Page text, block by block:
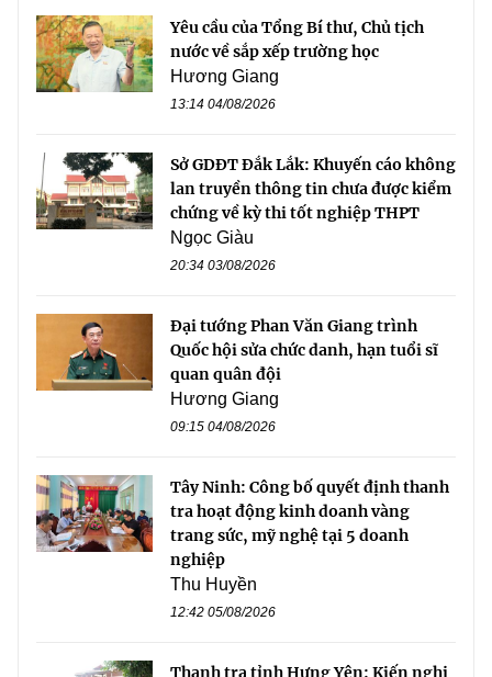
Yêu cầu của Tổng Bí thư, Chủ tịch
nước về sắp xếp trường học
Hương Giang
13:14 04/08/2026
Sở GDĐT Đắk Lắk: Khuyến cáo không
lan truyền thông tin chưa được kiểm
chứng về kỳ thi tốt nghiệp THPT
Ngọc Giàu
20:34 03/08/2026
Đại tướng Phan Văn Giang trình
Quốc hội sửa chức danh, hạn tuổi sĩ
quan quân đội
Hương Giang
09:15 04/08/2026
Tây Ninh: Công bố quyết định thanh
tra hoạt động kinh doanh vàng
trang sức, mỹ nghệ tại 5 doanh
nghiệp
Thu Huyền
12:42 05/08/2026
Thanh tra tỉnh Hưng Yên: Kiến nghị